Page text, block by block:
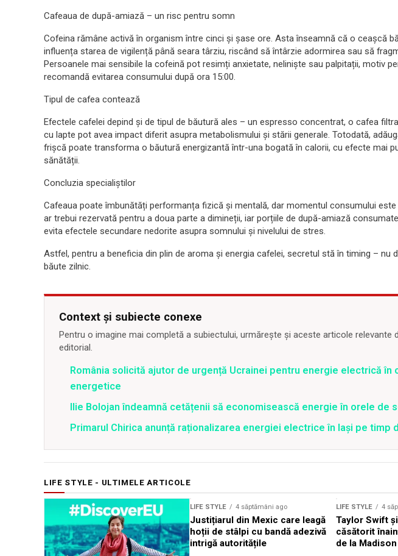
Cafeaua de după-amiază – un risc pentru somn
Cofeina rămâne activă în organism între cinci și șase ore. Asta înseamnă că o ceașcă
influența starea de vigilență până seara târziu, riscând să întârzie adormirea sau să
Persoanele mai sensibile la cofeină pot resimți anxietate, neliniște sau palpitații, motiv
recomandă evitarea consumului după ora 15:00.
Tipul de cafea contează
Efectele cafelei depind și de tipul de băutură ales – un espresso concentrat, o cafea
cu lapte pot avea impact diferit asupra metabolismului și stării generale. Totodată,
frișcă poate transforma o băutură energizantă într-una bogată în calorii, cu efecte mai
sănătății.
Concluzia specialiștilor
Cafeaua poate îmbunătăți performanța fizică și mentală, dar momentul consumului
ar trebui rezervată pentru a doua parte a dimineții, iar porțiile de după-amiază
evita efectele secundare nedorite asupra somnului și nivelului de stres.
Astfel, pentru a beneficia din plin de aroma și energia cafelei, secretul stă în timing – nu
băute zilnic.
Context și subiecte conexe
Pentru o imagine mai completă a subiectului, urmărește și aceste articole relevante
editorial.
România solicită ajutor de urgență Ucrainei pentru energie electrică în
energetice
Ilie Bolojan îndeamnă cetățenii să economisească energie în orele de
Primarul Chirica anunță raționalizarea energiei electrice în Iași pe timp
LIFE STYLE - ULTIMELE ARTICOLE
LIFE STYLE 4 săptămâni ago
Justițiarul din Mexic care leagă
hoții de stâlpi cu bandă adezivă
intrigă autoritățile
LIFE STYLE 4
Taylor Swift
căsătorit
de la